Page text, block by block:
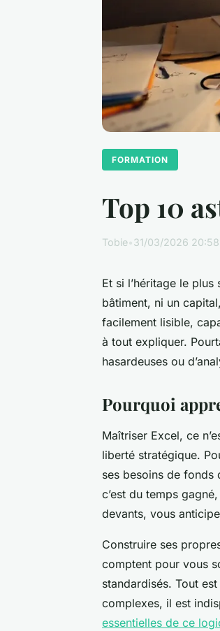
FORMATION
Top 10
Tobie•31/03/2026 20:58
Et si l’héritage le
bâtiment, ni un
facilement lisible,
à tout expliquer.
hasardeuses ou
Pourquoi
Maîtriser Excel, ce
liberté stratégique.
ses besoins de fonds
c’est du temps
devants, vous
Construire ses
comptent pour vous
standardisés. Tout
complexes, il est
essentielles de ce